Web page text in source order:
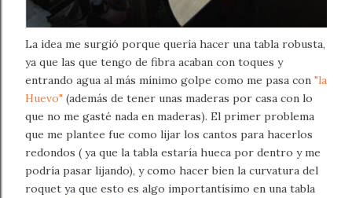
La idea me surgió porque quería hacer una tabla robusta,
ya que las que tengo de fibra acaban con toques y
entrando agua al más mínimo golpe como me pasa con "la
Huevo" (además de tener unas maderas por casa con lo
que no me gasté nada en maderas). El primer problema
que me plantee fue como lijar los cantos para hacerlos
redondos ( ya que la tabla estaría hueca por dentro y me
podría pasar lijando), y como hacer bien la curvatura del
roquet ya que esto es algo importantísimo en una tabla